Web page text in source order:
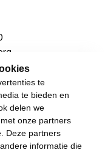
te
te bieden en
delen we
onze partners
Deze partners
informatie die